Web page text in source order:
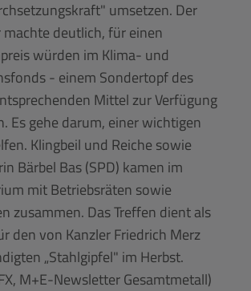
umsetzen. Der
deutlich, für einen
würden im Klima- und
- einem Sondertopf des
Mittel zur Verfügung
Es gehe darum, einer wichtigen
Klingbeil und Reiche sowie
Bärbel Bas (SPD) kamen im
mit Betriebsräten sowie
zusammen. Das Treffen dient als
den von Kanzler Friedrich Merz
„Stahlgipfel" im Herbst.
M+E-Newsletter Gesamtmetall)